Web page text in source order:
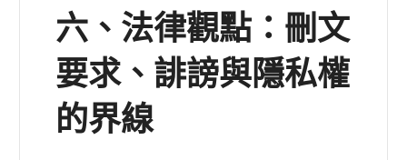
六、法律觀點：刪文
要求、誹謗與隱私權
的界線